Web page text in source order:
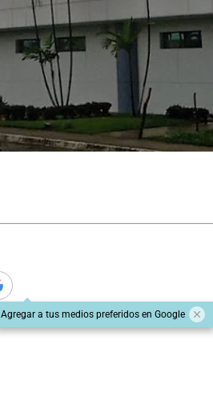
Agregar a tus medios preferidos en Google